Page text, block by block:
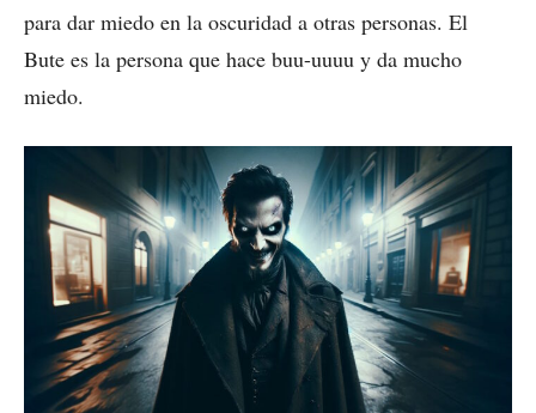
para dar miedo en la oscuridad a otras personas. El
Bute es la persona que hace buu-uuuu y da mucho
miedo.